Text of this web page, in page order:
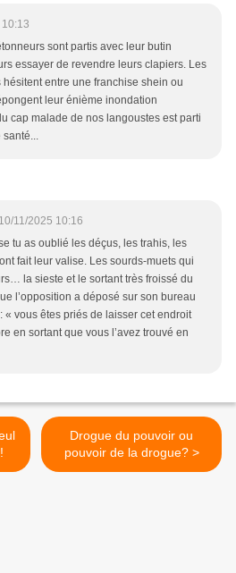
sont partis avec leur butin
essayer de revendre leurs clapiers. Les
hésitent entre une franchise shein ou
leur énième inondation
cap malade de nos langoustes est parti
santé...
10/11/2025 10:16
tu as oublié les déçus, les trahis, les
fait leur valise. Les sourds-muets qui
la sieste et le sortant très froissé du
l’opposition a déposé sur son bureau
« vous êtes priés de laisser cet endroit
en sortant que vous l’avez trouvé en
Drogue du pouvoir ou
pouvoir de la drogue? >